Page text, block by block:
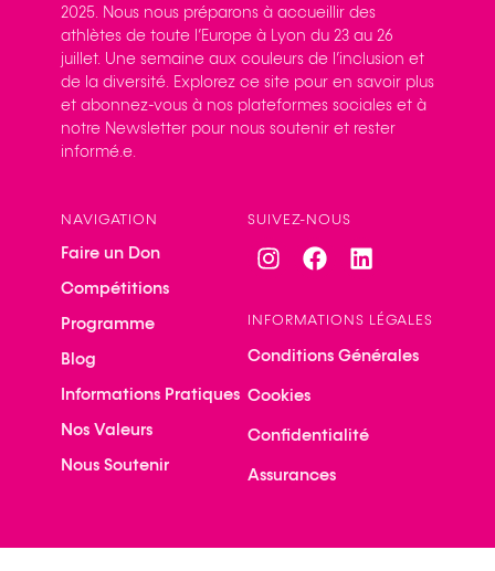
2025. Nous nous préparons à accueillir des
athlètes de toute l’Europe à Lyon du 23 au 26
juillet. Une semaine aux couleurs de l’inclusion et
de la diversité. Explorez ce site pour en savoir plus
et abonnez-vous à nos plateformes sociales et à
notre Newsletter pour nous soutenir et rester
informé.e.
NAVIGATION
Faire un Don
Compétitions
Programme
Blog
Informations Pratiques
Nos Valeurs
Nous Soutenir
SUIVEZ-NOUS
INFORMATIONS LÉGALES
Conditions Générales
Cookies
Confidentialité
Assurances